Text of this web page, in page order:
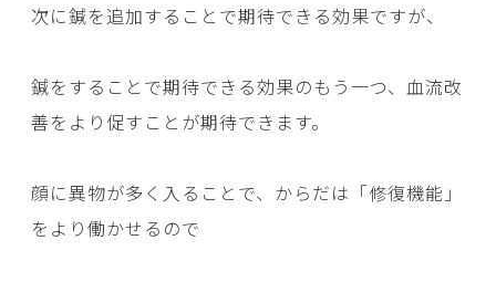
次に鍼を追加することで期待できる効果ですが、
鍼をすることで期待できる効果のもう一つ、血流改
善をより促すことが期待できます。
顔に異物が多く入ることで、からだは「修復機能」
をより働かせるので